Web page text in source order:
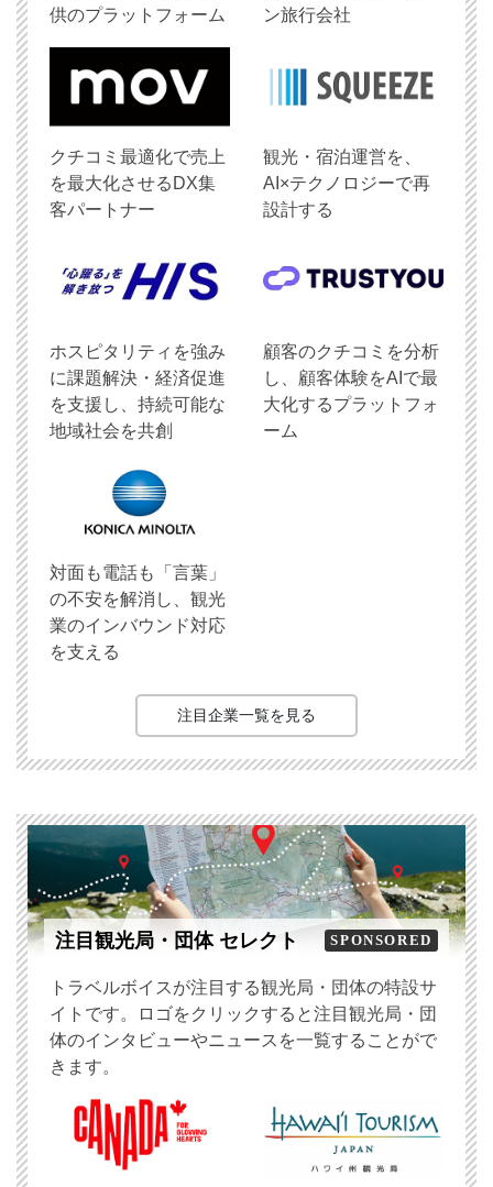
供のプラットフォーム
ン旅行会社
クチコミ最適化で売上
を最大化させるDX集
客パートナー
観光・宿泊運営を、
AI×テクノロジーで再
設計する
ホスピタリティを強み
に課題解決・経済促進
を支援し、持続可能な
地域社会を共創
顧客のクチコミを分析
し、顧客体験をAIで最
大化するプラットフォ
ーム
対面も電話も「言葉」
の不安を解消し、観光
業のインバウンド対応
を支える
注目企業一覧を見る
注目観光局・団体 セレクト SPONSORED
トラベルボイスが注目する観光局・団体の特設サ
イトです。ロゴをクリックすると注目観光局・団
体のインタビューやニュースを一覧することがで
きます。